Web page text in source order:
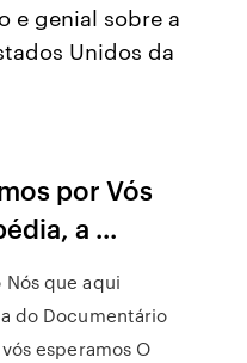
e genial sobre a
Unidos da
por Vós
a ...
que aqui
do Documentário
esperamos O